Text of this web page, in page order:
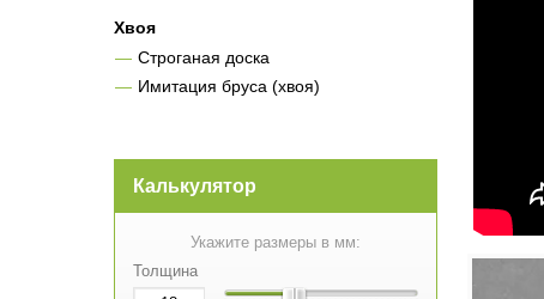
Хвоя
Строганая доска
Имитация бруса (хвоя)
Калькулятор
Укажите размеры в мм:
Толщина